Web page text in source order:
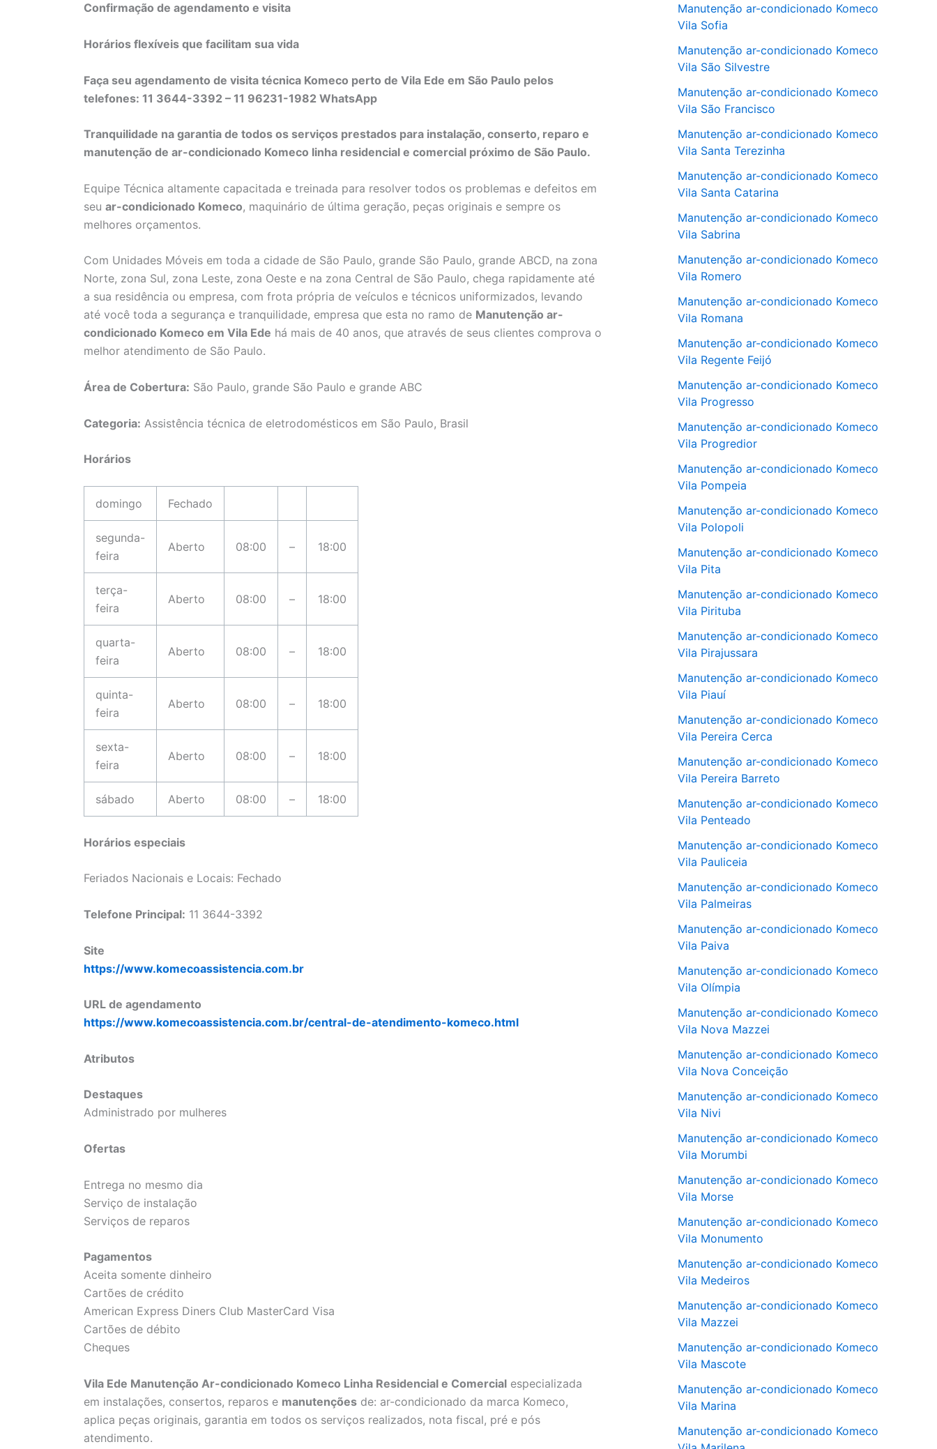
Confirmação de agendamento e visita
Horários flexíveis que facilitam sua vida
Faça seu agendamento de visita técnica Komeco perto de Vila Ede em São Paulo pelos
telefones: 11 3644-3392 – 11 96231-1982 WhatsApp
Tranquilidade na garantia de todos os serviços prestados para instalação, conserto, reparo e
manutenção de ar-condicionado Komeco linha residencial e comercial próximo de São Paulo.
Equipe Técnica altamente capacitada e treinada para resolver todos os problemas e defeitos em
seu ar-condicionado Komeco, maquinário de última geração, peças originais e sempre os
melhores orçamentos.
Com Unidades Móveis em toda a cidade de São Paulo, grande São Paulo, grande ABCD, na zona
Norte, zona Sul, zona Leste, zona Oeste e na zona Central de São Paulo, chega rapidamente até
a sua residência ou empresa, com frota própria de veículos e técnicos uniformizados, levando
até você toda a segurança e tranquilidade, empresa que esta no ramo de Manutenção ar-
condicionado Komeco em Vila Ede há mais de 40 anos, que através de seus clientes comprova o
melhor atendimento de São Paulo.
Área de Cobertura: São Paulo, grande São Paulo e grande ABC
Categoria: Assistência técnica de eletrodomésticos em São Paulo, Brasil
Horários
domingo Fechado
segunda-
feira
Aberto 08:00 – 18:00
terça-
feira
Aberto 08:00 – 18:00
quarta-
feira
Aberto 08:00 – 18:00
quinta-
feira
Aberto 08:00 – 18:00
sexta-
feira
Aberto 08:00 – 18:00
sábado Aberto 08:00 – 18:00
Horários especiais
Feriados Nacionais e Locais: Fechado
Telefone Principal: 11 3644-3392
Site
https://www.komecoassistencia.com.br
URL de agendamento
https://www.komecoassistencia.com.br/central-de-atendimento-komeco.html
Atributos
Destaques
Administrado por mulheres
Ofertas
Entrega no mesmo dia
Serviço de instalação
Serviços de reparos
Pagamentos
Aceita somente dinheiro
Cartões de crédito
American Express Diners Club MasterCard Visa
Cartões de débito
Cheques
Vila Ede Manutenção Ar-condicionado Komeco Linha Residencial e Comercial especializada
em instalações, consertos, reparos e manutenções de: ar-condicionado da marca Komeco,
aplica peças originais, garantia em todos os serviços realizados, nota fiscal, pré e pós
atendimento.
Manutenção ar-condicionado Komeco
Vila Sofia
Manutenção ar-condicionado Komeco
Vila São Silvestre
Manutenção ar-condicionado Komeco
Vila São Francisco
Manutenção ar-condicionado Komeco
Vila Santa Terezinha
Manutenção ar-condicionado Komeco
Vila Santa Catarina
Manutenção ar-condicionado Komeco
Vila Sabrina
Manutenção ar-condicionado Komeco
Vila Romero
Manutenção ar-condicionado Komeco
Vila Romana
Manutenção ar-condicionado Komeco
Vila Regente Feijó
Manutenção ar-condicionado Komeco
Vila Progresso
Manutenção ar-condicionado Komeco
Vila Progredior
Manutenção ar-condicionado Komeco
Vila Pompeia
Manutenção ar-condicionado Komeco
Vila Polopoli
Manutenção ar-condicionado Komeco
Vila Pita
Manutenção ar-condicionado Komeco
Vila Pirituba
Manutenção ar-condicionado Komeco
Vila Pirajussara
Manutenção ar-condicionado Komeco
Vila Piauí
Manutenção ar-condicionado Komeco
Vila Pereira Cerca
Manutenção ar-condicionado Komeco
Vila Pereira Barreto
Manutenção ar-condicionado Komeco
Vila Penteado
Manutenção ar-condicionado Komeco
Vila Pauliceia
Manutenção ar-condicionado Komeco
Vila Palmeiras
Manutenção ar-condicionado Komeco
Vila Paiva
Manutenção ar-condicionado Komeco
Vila Olímpia
Manutenção ar-condicionado Komeco
Vila Nova Mazzei
Manutenção ar-condicionado Komeco
Vila Nova Conceição
Manutenção ar-condicionado Komeco
Vila Nivi
Manutenção ar-condicionado Komeco
Vila Morumbi
Manutenção ar-condicionado Komeco
Vila Morse
Manutenção ar-condicionado Komeco
Vila Monumento
Manutenção ar-condicionado Komeco
Vila Medeiros
Manutenção ar-condicionado Komeco
Vila Mazzei
Manutenção ar-condicionado Komeco
Vila Mascote
Manutenção ar-condicionado Komeco
Vila Marina
Manutenção ar-condicionado Komeco